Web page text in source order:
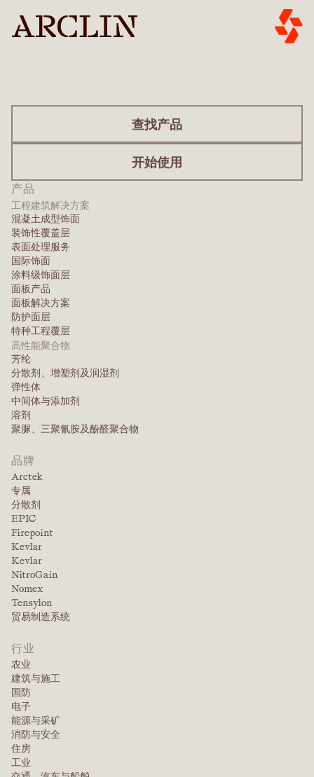
产品
工程建筑解决方案
混凝土成型饰面
装饰性覆盖层
表面处理服务
国际饰面
涂料级饰面层
面板产品
面板解决方案
防护面层
特种工程覆层
高性能聚合物
芳纶
分散剂、增塑剂及润湿剂
弹性体
中间体与添加剂
溶剂
聚脲、三聚氰胺及酚醛聚合物
品牌
Arctek
专属
分散剂
EPIC
Firepoint
Kevlar
Kevlar
NitroGain
Nomex
Tensylon
贸易制造系统
行业
农业
建筑与施工
国防
电子
能源与采矿
消防与安全
住房
工业
查找产品
开始使用